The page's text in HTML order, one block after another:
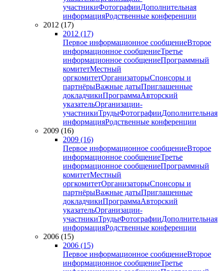
участникиФотографииДополнительная
информацияРодственные конференции
2012 (17)
2012 (17)
Первое информационное сообщениеВторое
информационное сообщениеТретье
информационное сообщениеПрограммный
комитетМестный
оргкомитетОрганизаторыСпонсоры и
партнёрыВажные датыПриглашенные
докладчикиПрограммаАвторский
указательОрганизации-
участникиТрудыФотографииДополнительная
информацияРодственные конференции
2009 (16)
2009 (16)
Первое информационное сообщениеВторое
информационное сообщениеТретье
информационное сообщениеПрограммный
комитетМестный
оргкомитетОрганизаторыСпонсоры и
партнёрыВажные датыПриглашенные
докладчикиПрограммаАвторский
указательОрганизации-
участникиТрудыФотографииДополнительная
информацияРодственные конференции
2006 (15)
2006 (15)
Первое информационное сообщениеВторое
информационное сообщениеТретье